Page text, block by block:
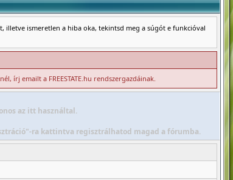
illetve ismeretlen a hiba oka, tekintsd meg a súgót e funkcióval
írj emailt a FREESTATE.hu rendszergazdáinak.
az itt használtal.
ra kattintva regisztrálhatod magad a fórumba.